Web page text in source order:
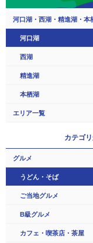
河口湖・西湖・精進湖・本
河口湖
西湖
精進湖
本栖湖
エリア一覧
カテゴ
グルメ
うどん・そば
ご当地グルメ
B級グルメ
カフェ・喫茶店・茶屋